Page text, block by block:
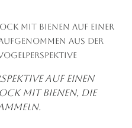
mit Bienen auf einer
aus der
auf einen
mit Bienen, die